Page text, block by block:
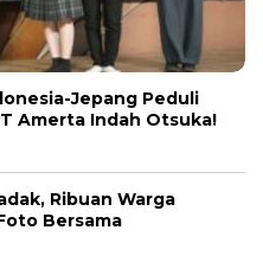
Jepang Peduli
Amerta Indah Otsuka!
Ribuan Warga
Bersama